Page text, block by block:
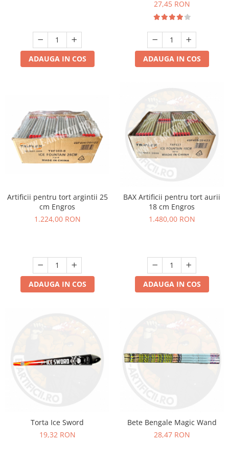
ADAUGA IN COS
27,45 RON
ADAUGA IN COS
Artificii pentru tort argintii 25
cm Engros
1.224,00 RON
ADAUGA IN COS
BAX Artificii pentru tort aurii
18 cm Engros
1.480,00 RON
ADAUGA IN COS
Torta Ice Sword
19,32 RON
Bete Bengale Magic Wand
28,47 RON